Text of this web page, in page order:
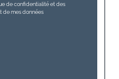
de confidentialité et des
de mes données